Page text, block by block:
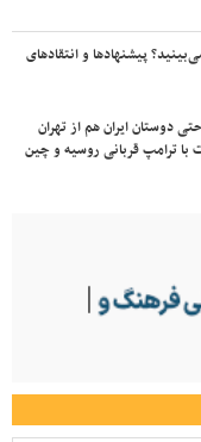
پیشنهادها و انتقادهای
دوستان ایران هم از تهران
با ترامپ قربانی روسیه و چین